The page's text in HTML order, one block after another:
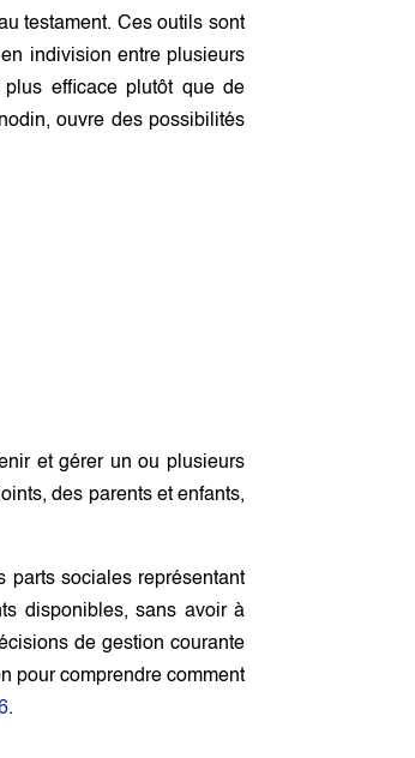
testament. Ces outils sont
indivision entre plusieurs
efficace plutôt que de
ouvre des possibilités
et gérer un ou plusieurs
des parents et enfants,
parts sociales représentant
disponibles, sans avoir à
de gestion courante
pour comprendre comment
.